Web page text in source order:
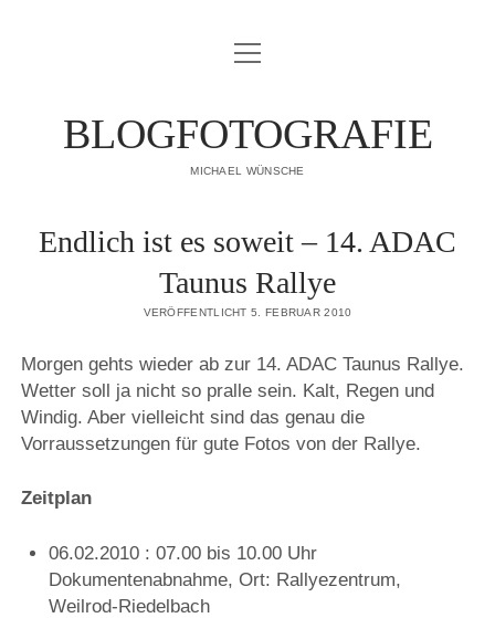
IMPRESSUM
Menü
öffnen
BLOGFOTOGRAFIE
MICHAEL WÜNSCHE
Endlich ist es soweit – 14. ADAC
Taunus Rallye
VERÖFFENTLICHT 5. FEBRUAR 2010
Morgen gehts wieder ab zur 14. ADAC Taunus Rallye.
Wetter soll ja nicht so pralle sein. Kalt, Regen und
Windig. Aber vielleicht sind das genau die
Vorraussetzungen für gute Fotos von der Rallye.
Zeitplan
06.02.2010 : 07.00 bis 10.00 Uhr
Dokumentenabnahme, Ort: Rallyezentrum,
Weilrod-Riedelbach